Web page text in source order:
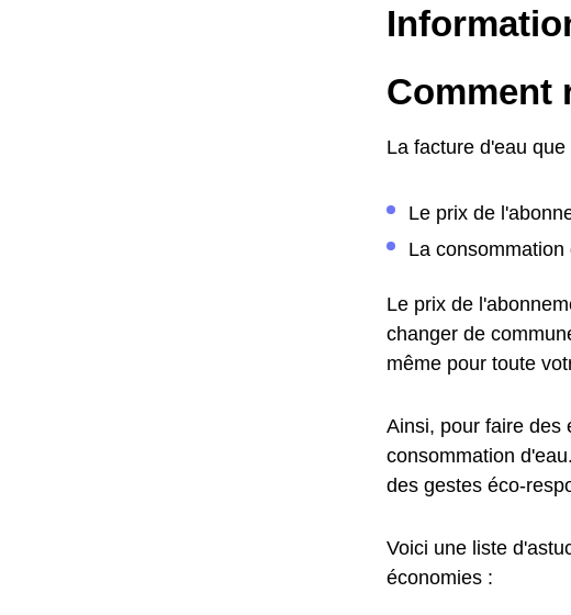
Comment
La facture d'eau
Le prix de
La
Le prix de
changer de
même pour toute
Ainsi, pour faire des
consommation
des gestes éco-
Voici une liste
économies :